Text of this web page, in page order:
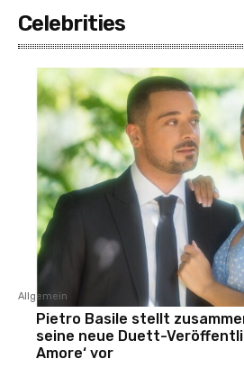
Celebrities
Allgemein
Pietro Basile stellt
seine neue Duett-
Amore‘ vor